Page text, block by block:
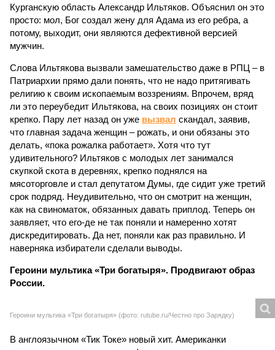
Женщины не являются полноценными людьми – с таким
тезисом выступил представляющий в парламенте
Курганскую область Александр Ильтяков. Объяснил он это
потому, выходит, они являются дефективной версией
мужчин.
Слова Ильтякова вызвали замешательство даже в РПЦ – в
Патриархии прямо дали понять, что не надо притягивать
религию к своим ископаемым воззрениям. Впрочем, вряд
ли это переубедит Ильтякова, на своих позициях он стоит
крепко. Пару лет назад он ужевызвалскандал, заявив,
что главная задача женщин – рожать, и они обязаны это
делать, «пока рожалка работает». Хотя что тут
удивительного? Ильтяков с молодых лет занимался
скупкой скота в деревнях, крепко поднялся на
мясоторговле и стал депутатом Думы, где сидит уже третий
срок подряд. Неудивительно, что он смотрит на женщин,
как на свиноматок, обязанных давать приплод. Теперь он
дискредитировать. Да нет, поняли как раз правильно. И
наверняка избиратели сделали выводы.
России.